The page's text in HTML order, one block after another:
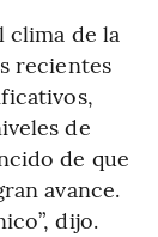
clima de la
recientes
de
de que
avance.
dijo.